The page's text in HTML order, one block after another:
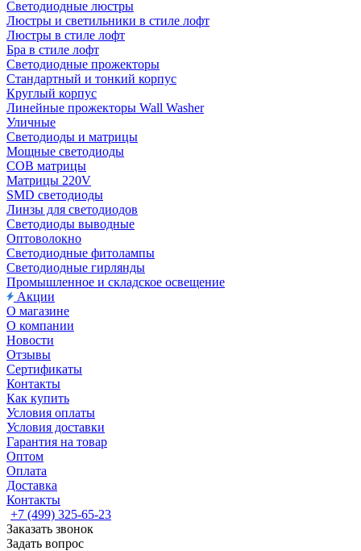
Светодиодные люстры
Люстры и светильники в стиле лофт
Люстры в стиле лофт
Бра в стиле лофт
Светодиодные прожекторы
Стандартный и тонкий корпус
Круглый корпус
Линейные прожекторы Wall Washer
Уличные
Светодиоды и матрицы
Мощные светодиоды
COB матрицы
Матрицы 220V
SMD светодиоды
Линзы для светодиодов
Светодиоды выводные
Оптоволокно
Светодиодные фитолампы
Светодиодные гирлянды
Промышленное и складское освещение
Акции
О магазине
О компании
Новости
Отзывы
Сертификаты
Контакты
Как купить
Условия оплаты
Условия доставки
Гарантия на товар
Оптом
Оплата
Доставка
Контакты
+7 (499) 325-65-23
Заказать звонок
Задать вопрос